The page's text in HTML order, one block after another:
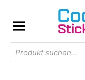
Products
search